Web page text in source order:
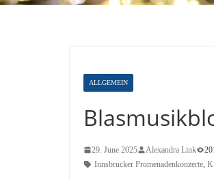
ALLGEMEIN
29. June 2025 Alexandra Link
Innsbrucker Promenadenkonzerte